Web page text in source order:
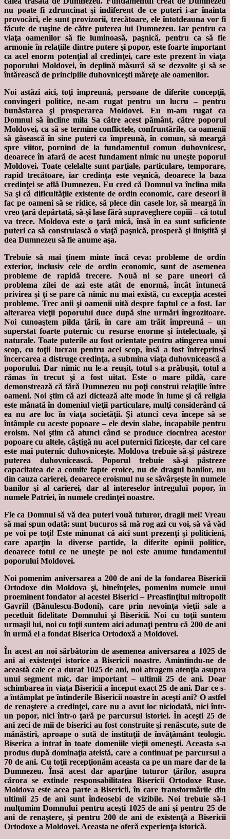
nu poate fi zdruncinat şi indiferent de ce puteri i-ar înainta
provocări, ele sunt provizorii, trecătoare, ele întotdeauna vor fi
făcute de ruşine de către puterea lui Dumnezeu. Iar pentru ca
viaţa oamenilor să fie luminoasă, paşnică, pentru ca să fie
armonie în relaţiile dintre putere şi popor, este foarte important
ca acel enorm potenţial al credinţei, care este prezent în viaţa
poporului Moldovei, în deplină măsură să se dezvolte şi să se
întărească de principiile duhovniceşti măreţe ale oamenilor.
Noi astăzi aici, toţi împreună, persoane de diferite concepţii,
convingeri politice, ne-am rugat pentru un lucru – pentru
bunăstarea şi prosperarea Moldovei. Eu m-am rugat ca
Domnul să încline mila Sa către acest pământ, către poporul
Moldovei, ca să se termine conflictele, confruntările, ca oamenii
să găsească în sine puteri ca împreună, în comun, să meargă
spre viitor, pornind de la fundamentul comun duhovnicesc,
deoarece în afară de acest fundament nimic nu uneşte poporul
Moldovei. Toate celelalte sunt parţiale, particulare, temporare,
rapid trecătoare, iar credinţa este veşnică, deoarece la baza
credinţei se află Dumnezeu. Eu cred că Domnul va înclina mila
Sa şi că dificultăţile existente de ordin economic, care deseori îi
fac pe oameni să se ridice, să plece din casele lor, să meargă în
vreo ţară depărtată, să-şi lase fără supraveghere copiii – că totul
va trece. Moldova este o ţară mică, însă în ea sunt suficiente
puteri ca să construiască o viaţă paşnică, prosperă şi liniştită şi
dea Dumnezeu să fie anume aşa.
Trebuie să mai ţinem minte încă ceva: probleme de ordin
exterior, inclusiv cele de ordin economic, sunt de asemenea
probleme de rapidă trecere. Nouă ni se pare uneori că
problema zilei de azi este atât de enormă, încât întunecă
privirea şi ţi se pare că nimic nu mai există, cu excepţia acestei
probleme. Trec anii şi oamenii uită despre faptul ce a fost. Iar
alterarea vieţii poporului duce după sine urmări îngrozitoare.
Noi cunoaştem pilda ţării, în care am trăit împreună – un
superstat foarte puternic cu resurse enorme şi intelectuale, şi
naturale. Toate puterile au fost orientate pentru atingerea unui
scop, cu toţii lucrau pentru acel scop, însă a fost întreprinsă
încercarea a distruge credinţa, a submina viaţa duhovnicească a
poporului. Dar nimic nu le-a reuşit, totul s-a prăbuşit, totul a
rămas în trecut şi a fost uitat. Este o mare pildă, care
demonstrează că fără Dumnezeu nu poţi construi relaţiile între
oameni. Noi ştim că azi dictează alte mode în lume şi că religia
este mânată în domeniul vieţii particulare, mulţi considerând că
ea nu are loc în viaţa societăţii. Şi atunci ceva începe să se
întâmple cu aceste popoare – ele devin slabe, incapabile pentru
eroism. Noi ştim că atunci când se produce ciocnirea acestor
popoare cu altele, câştigă nu acel puternici fiziceşte, dar cel care
este mai puternic duhovniceşte. Moldova trebuie să-şi păstreze
puterea duhovnicească. Poporul trebuie să-şi păstreze
capacitatea de a comite fapte eroice, nu de dragul banilor, nu
din cauza carierei, deoarece eroismul nu se săvârşeşte în numele
banilor şi al carierei, dar al intereselor întregului popor, în
numele Patriei, în numele credinţei noastre.
Fie ca Domnul să vă dea puteri vouă tuturor, dragii mei! Vreau
să mai spun odată: sunt bucuros să mă rog azi cu voi, să vă văd
pe voi pe toţi! Este minunat că aici sunt prezenţi şi politicieni,
care aparţin la diverse partide, la diferite opinii politice,
deoarece totul ce ne uneşte pe noi este anume fundamentul
poporului Moldovei.
Noi pomenim aniversarea a 200 de ani de la fondarea Bisericii
Ortodoxe din Moldova şi, bineînţeles, pomenim numele unui
proeminent fondator al acestei Biserici – Preasfinţitul mitropolit
Gavriil (Bănulescu-Bodoni), care prin nevoinţa vieţii sale a
pecetluit fidelitate Domnului şi Bisericii. Noi cu toţii suntem
urmaşii lui, noi cu toţii suntem aici adunaţi pentru că 200 de ani
în urmă el a fondat Biserica Ortodoxă a Moldovei.
În acest an noi sărbătorim de asemenea aniversarea a 1025 de
ani ai existenţei istorice a Bisericii noastre. Amintindu-ne de
această cale ce a durat 1025 de ani, noi atragem atenţia asupra
unui segment mic, dar important – ultimii 25 de ani. Doar
schimbarea în viaţa Bisericii a început exact 25 de ani. Dar ce s-
a întâmplat pe întinderile Bisericii noastre în aceşti ani? O astfel
de renaştere a credinţei, care nu a avut loc niciodată, nici într-
un popor, nici într-o ţară pe parcursul istoriei. În aceşti 25 de
ani zeci de mii de biserici au fost construite şi renăscute, sute de
mănăstiri, aproape o sută de instituţii de învăţământ teologic.
Biserica a intrat în toate domeniile vieţii omeneşti. Aceasta s-a
produs după dominaţia ateistă, care a continuat pe parcursul a
70 de ani. Cu toţii recepţionăm aceasta ca pe un mare dar de la
Dumnezeu. Însă acest dar aparţine tuturor ţărilor, asupra
cărora se extinde responsabilitatea Bisericii Ortodoxe Ruse.
Moldova este acea parte a Bisericii, în care transformările din
ultimii 25 de ani sunt îndeosebi de vizibile. Noi trebuie să-I
mulţumim Domnului pentru aceşti 1025 de ani şi pentru 25 de
ani de renaştere, şi pentru 200 de ani de existenţă a Bisericii
Ortodoxe a Moldovei. Aceasta ne oferă experienţa istorică.